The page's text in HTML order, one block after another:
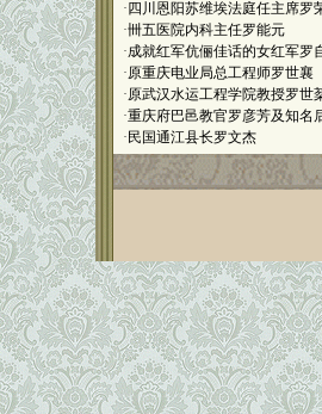
· 四川恩阳苏维埃法庭任主席罗
·卌五医院内科主任罗能元
·成就红军伉俪佳话的女红军罗
·原重庆电业局总工程师罗世襄
·原武汉水运工程学院教授罗世
·重庆府巴邑教官罗彦芳及知名
· 民国通江县长罗文杰